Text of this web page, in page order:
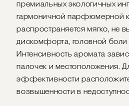
премиальных экологичных
гармоничной парфюмерной
распространяется мягко, не
дискомфорта, головной боли
Интенсивность аромата
палочек и местоположения.
эффективности
возвышенности в